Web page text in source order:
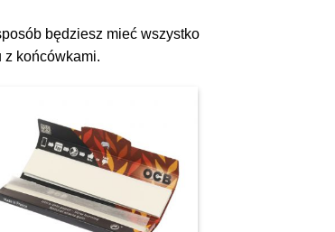
będziesz mieć wszystko
z końcówkami.